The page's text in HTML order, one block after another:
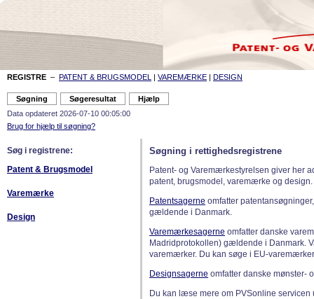
REGISTRE – PATENT & BRUGSMODEL | VAREMÆRKE | DESIGN
Data opdateret 2026-07-10 00:05:00
Brug for hjælp til søgning?
Søg i registrene:
Patent & Brugsmodel
Varemærke
Design
Søgning i rettighedsregistrene
Patent- og Varemærkestyrelsen giver her
patent, brugsmodel, varemærke og design.
Patentsagerne omfatter
gældende i Danmark.
Varemærkesagerne omfatter danske
Madridprotokollen) gældende i Danmark.
varemærker. Du kan søge i EU-
Designsagerne omfatter danske mønster-
Du kan læse mere om PVSonline